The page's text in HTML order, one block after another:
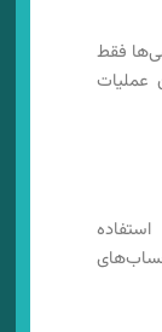
فقط
عملیات